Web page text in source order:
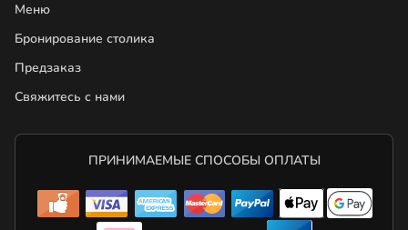
Меню
Бронирование столика
Предзаказ
Свяжитесь с нами
ПРИНИМАЕМЫЕ СПОСОБЫ ОПЛАТЫ